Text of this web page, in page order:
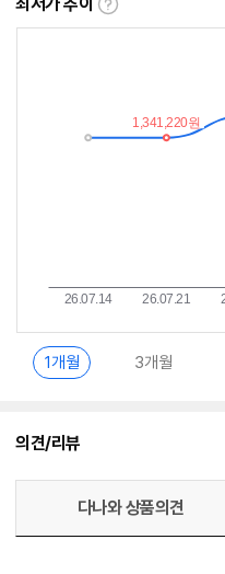
최
1개월 3개월
의견/리뷰
다나와 상품의견